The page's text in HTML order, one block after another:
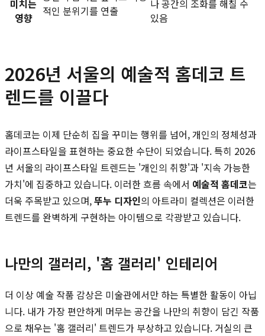
미치는
영향
적인 분위기를 연출
나 공간의 조화를 해칠 수
있음
2026년 서울의 예술적 홈데코 트
렌드를 이끌다
홈데코는 이제 단순히 집을 꾸미는 행위를 넘어, 개인의 정체성과
라이프스타일을 표현하는 중요한 수단이 되었습니다. 특히 2026
년 서울의 라이프스타일 트렌드는 '개인의 취향'과 '지속 가능한
가치'에 집중하고 있습니다. 이러한 흐름 속에서 예술적 홈데코는
더욱 주목받고 있으며,뚜누 디자인의 아트라미 컬렉션은 이러한
트렌드를 완벽하게 구현하는 아이템으로 각광받고 있습니다.
나만의 갤러리, '홈 갤러리' 인테리어
더 이상 예술 작품 감상은 미술관에서만 하는 특별한 활동이 아닙
니다. 내가 가장 편안하게 머무는 공간을 나만의 취향이 담긴 작품
으로 채우는 '홈 갤러리' 트렌드가 부상하고 있습니다. 거실의 큰